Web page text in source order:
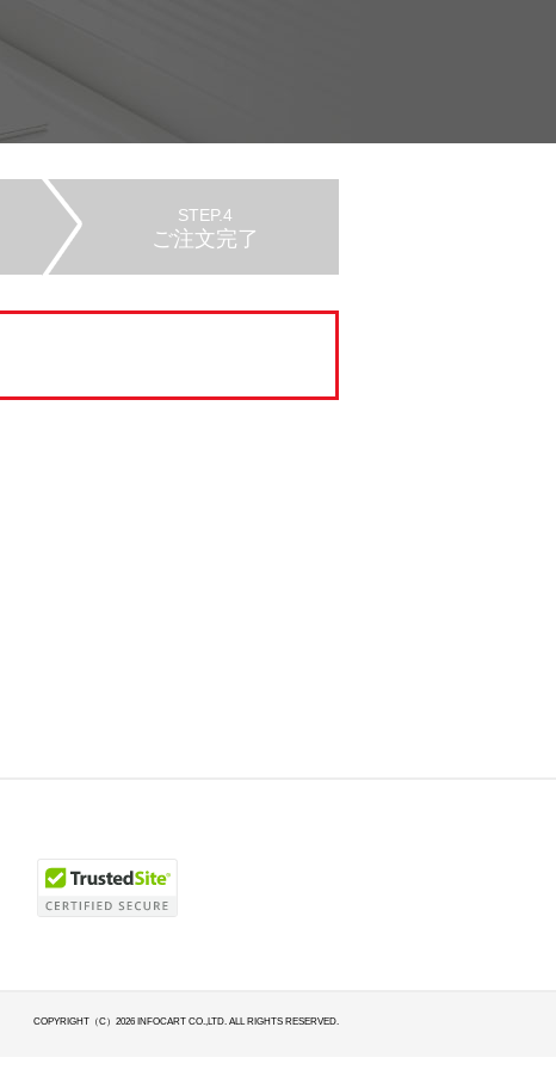
STEP.4
ご注文完了
COPYRIGHT（C）2026 INFOCART CO.,LTD. ALL RIGHTS RESERVED.